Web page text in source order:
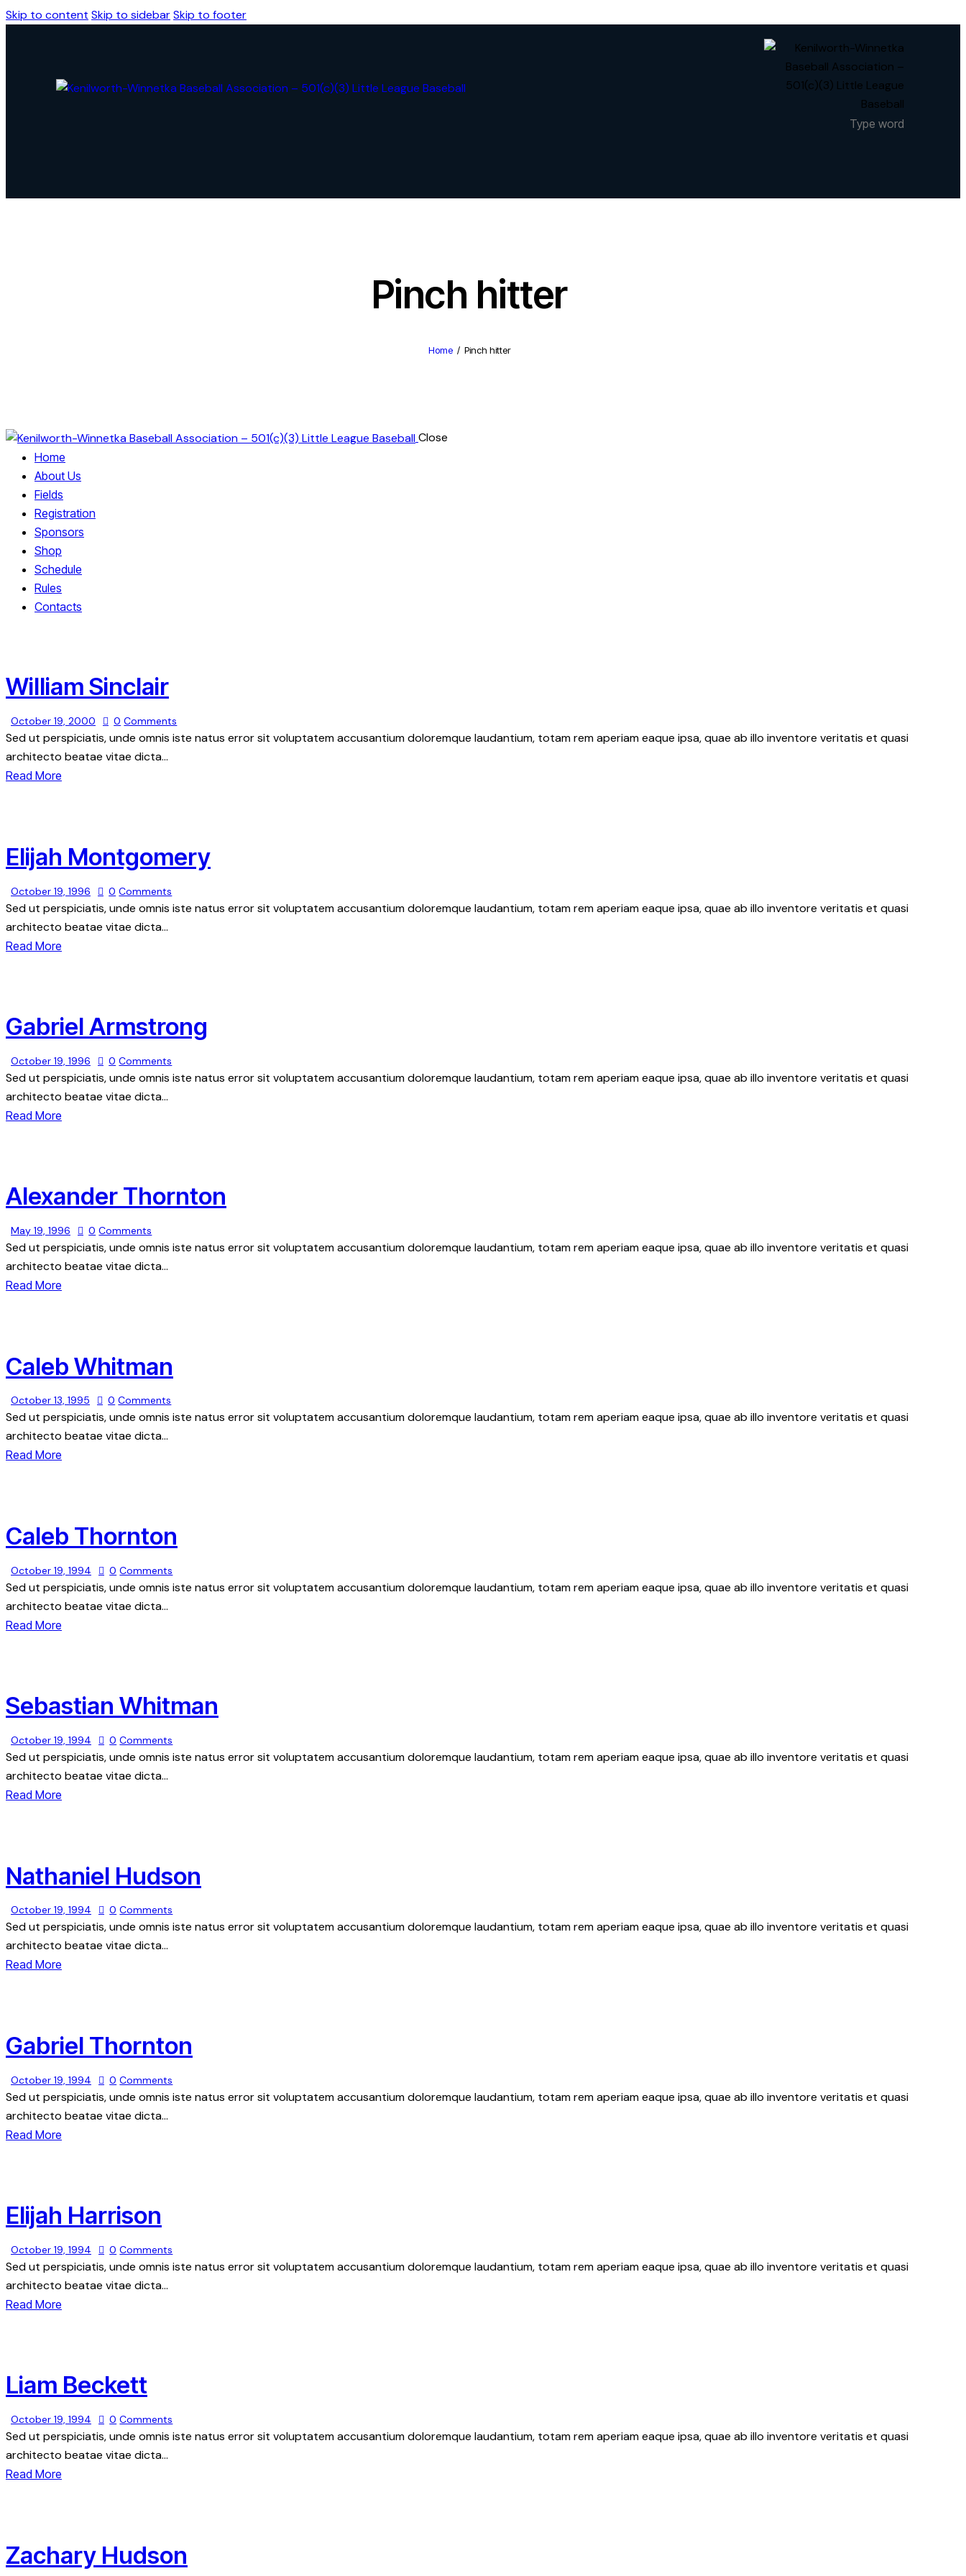
Skip to content Skip to sidebarSkip to footer
Pinch hitter
Home Pinch hitter
Close
Home
About Us
Fields
Registration
Sponsors
Shop
Schedule
Rules
Contacts
William Sinclair
October 19, 2000 0 Comments
Sed ut perspiciatis, unde omnis iste natus error sit voluptatem accusantium doloremque laudantium, totam rem aperiam eaque ipsa, quae ab illo inventore veritatis et quasi
architecto beatae vitae dicta…
Read More
Elijah Montgomery
October 19, 1996 0 Comments
Sed ut perspiciatis, unde omnis iste natus error sit voluptatem accusantium doloremque laudantium, totam rem aperiam eaque ipsa, quae ab illo inventore veritatis et quasi
architecto beatae vitae dicta…
Read More
Gabriel Armstrong
October 19, 1996 0 Comments
Sed ut perspiciatis, unde omnis iste natus error sit voluptatem accusantium doloremque laudantium, totam rem aperiam eaque ipsa, quae ab illo inventore veritatis et quasi
architecto beatae vitae dicta…
Read More
Alexander Thornton
May 19, 1996 0 Comments
Sed ut perspiciatis, unde omnis iste natus error sit voluptatem accusantium doloremque laudantium, totam rem aperiam eaque ipsa, quae ab illo inventore veritatis et quasi
architecto beatae vitae dicta…
Read More
Caleb Whitman
October 13, 1995 0 Comments
Sed ut perspiciatis, unde omnis iste natus error sit voluptatem accusantium doloremque laudantium, totam rem aperiam eaque ipsa, quae ab illo inventore veritatis et quasi
architecto beatae vitae dicta…
Read More
Caleb Thornton
October 19, 1994 0 Comments
Sed ut perspiciatis, unde omnis iste natus error sit voluptatem accusantium doloremque laudantium, totam rem aperiam eaque ipsa, quae ab illo inventore veritatis et quasi
architecto beatae vitae dicta…
Read More
Sebastian Whitman
October 19, 1994 0 Comments
Sed ut perspiciatis, unde omnis iste natus error sit voluptatem accusantium doloremque laudantium, totam rem aperiam eaque ipsa, quae ab illo inventore veritatis et quasi
architecto beatae vitae dicta…
Read More
Nathaniel Hudson
October 19, 1994 0 Comments
Sed ut perspiciatis, unde omnis iste natus error sit voluptatem accusantium doloremque laudantium, totam rem aperiam eaque ipsa, quae ab illo inventore veritatis et quasi
architecto beatae vitae dicta…
Read More
Gabriel Thornton
October 19, 1994 0 Comments
Sed ut perspiciatis, unde omnis iste natus error sit voluptatem accusantium doloremque laudantium, totam rem aperiam eaque ipsa, quae ab illo inventore veritatis et quasi
architecto beatae vitae dicta…
Read More
Elijah Harrison
October 19, 1994 0 Comments
Sed ut perspiciatis, unde omnis iste natus error sit voluptatem accusantium doloremque laudantium, totam rem aperiam eaque ipsa, quae ab illo inventore veritatis et quasi
architecto beatae vitae dicta…
Read More
Liam Beckett
October 19, 1994 0 Comments
Sed ut perspiciatis, unde omnis iste natus error sit voluptatem accusantium doloremque laudantium, totam rem aperiam eaque ipsa, quae ab illo inventore veritatis et quasi
architecto beatae vitae dicta…
Read More
Zachary Hudson